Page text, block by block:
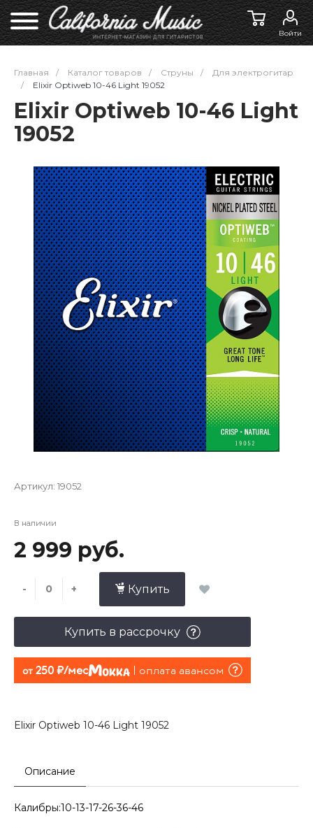
Войти
Главная / Каталог товаров / Струны /
Для электрогитар
/
Elixir Optiweb 10-46 Light 19052
Elixir Optiweb 10-46 Light
19052
Артикул: 19052
В наличии
2 999 руб.
- + Купить
Купить в рассрочку
от 250 руб./мес оплата авансом
Elixir Optiweb 10-46 Light 19052
Описание
Калибры:10-13-17-26-36-46